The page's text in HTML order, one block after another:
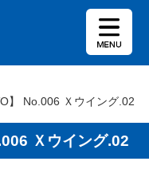
】 No.006 Ｘウイング.02
Ｘウイング.02